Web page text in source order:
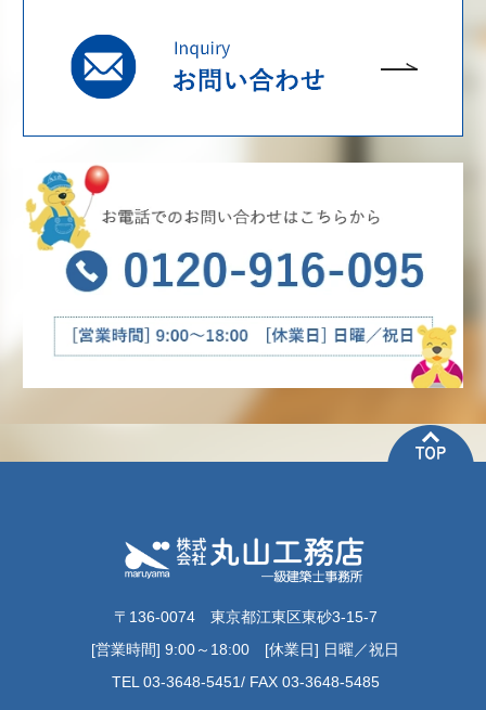
〒136-0074 東京都江東区東砂3-15-7
[営業時間] 9:00～18:00 [休業日] 日曜／祝日
TEL 03-3648-5451/ FAX 03-3648-5485